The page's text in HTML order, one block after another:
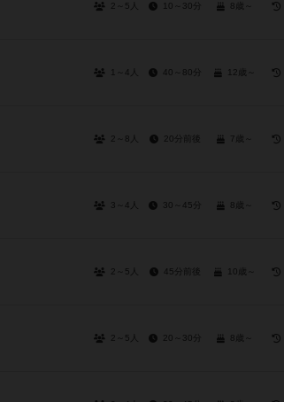
2～5人 10～30分 8歳～
1～4人 40～80分 12歳～
2～8人 20分前後 7歳～
3～4人 30～45分 8歳～
2～5人 45分前後 10歳～
2～5人 20～30分 8歳～